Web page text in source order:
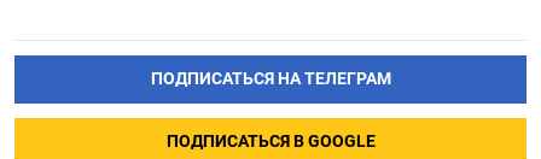
ПОДПИСАТЬСЯ НА ТЕЛЕГРАМ
ПОДПИСАТЬСЯ В GOOGLE